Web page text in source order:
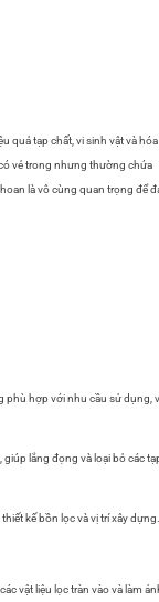
quả tạp chất, vi sinh vật và hóa
vẻ trong nhưng thường chứa
là vô cùng quan trọng để
phù hợp với nhu cầu sử dụng,
lắng đọng và loại bỏ các
kế bồn lọc và vị trí xây dựng.
vật liệu lọc tràn vào và làm